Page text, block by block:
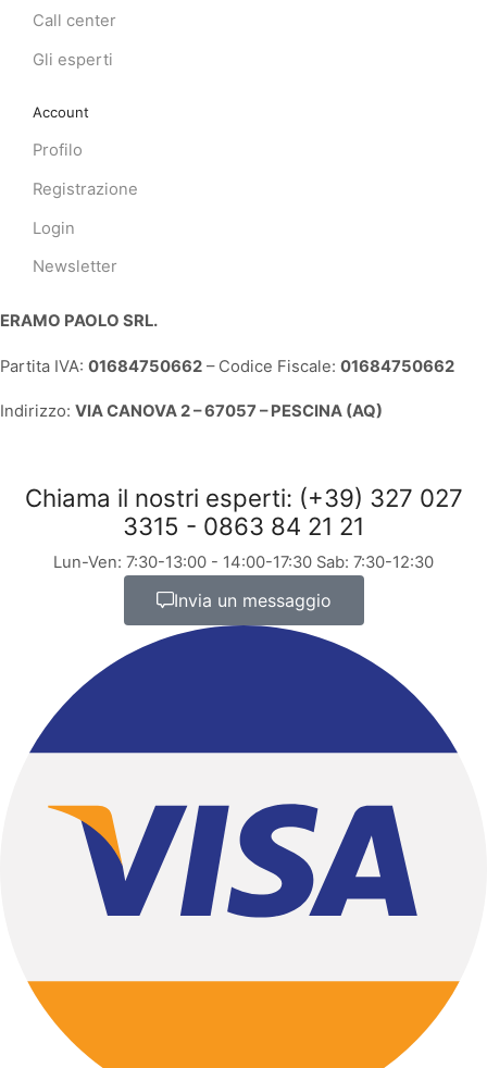
Call center
Gli esperti
Account
Profilo
Registrazione
Login
Newsletter
ERAMO PAOLO SRL.
Partita IVA: 01684750662 – Codice Fiscale: 01684750662
Indirizzo: VIA CANOVA 2 – 67057 – PESCINA (AQ)
Chiama il nostri esperti: (+39) 327 027
3315 - 0863 84 21 21
Lun-Ven: 7:30-13:00 - 14:00-17:30 Sab: 7:30-12:30
Invia un messaggio